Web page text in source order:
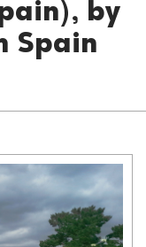
by
Spain